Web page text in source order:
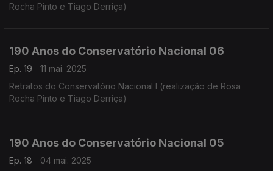
Rocha Pinto e Tiago Derriça)
190 Anos do Conservatório Nacional 06
Ep. 19
11 mai. 2025
Retratos do Conservatório Nacional I (realização de Rosa
Rocha Pinto e Tiago Derriça)
190 Anos do Conservatório Nacional 05
Ep. 18
04 mai. 2025